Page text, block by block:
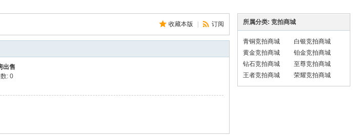
收藏本版 订阅
出售
: 0
所属分类: 竞拍商城
青铜竞拍商城
白银竞拍商城
黄金竞拍商城
铂金竞拍商城
钻石竞拍商城
至尊竞拍商城
王者竞拍商城
荣耀竞拍商城